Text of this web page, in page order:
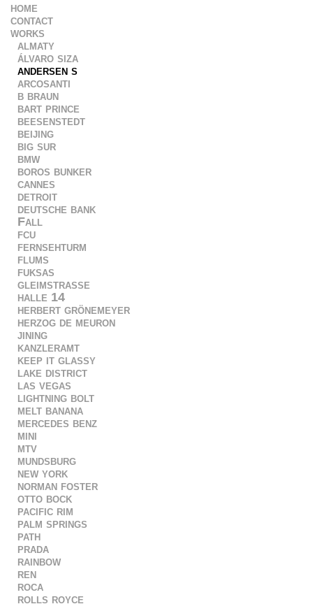
home
contact
works
almaty
álvaro siza
andersen s
arcosanti
b braun
bart prince
beesenstedt
beijing
big sur
bmw
boros bunker
cannes
detroit
deutsche bank
Fall
fcu
fernsehturm
flums
fuksas
gleimstrasse
halle 14
herbert grönemeyer
herzog de meuron
jining
kanzleramt
keep it glassy
lake district
las vegas
lightning bolt
melt banana
mercedes benz
mini
mtv
mundsburg
new york
norman foster
otto bock
pacific rim
palm springs
path
prada
rainbow
ren
roca
rolls royce